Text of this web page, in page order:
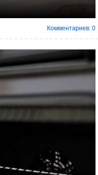
Комментариев: 0